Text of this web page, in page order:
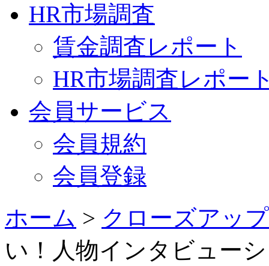
HR市場調査
賃金調査レポート
HR市場調査レポー
会員サービス
会員規約
会員登録
ホーム > クローズアップ
い！人物インタビュー